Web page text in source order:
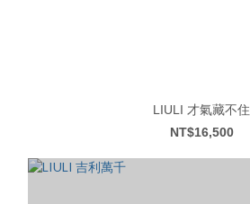
LIULI 才氣藏不住
NT$16,500